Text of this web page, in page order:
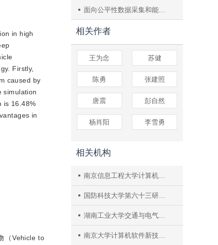
in high
Firstly,
caused by
simulation
is 16.48%
in
（Vehicle to
面向公平性数据采集和能量补充的无人机路径规划算法研究
相关作者
王为念 苏健
陈勇 张建照
唐震 彭自然
杨肖阳 李雪勇
相关机构
南京信息工程大学计算机与软件学院
国防科技大学第六十三研究所
湖南工业大学交通与电气工程学院
南京大学计算机软件新技术国家重点实验室